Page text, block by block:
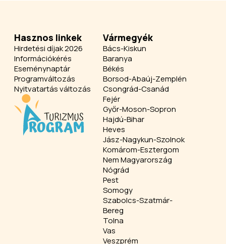
Hasznos linkek
Hirdetési díjak 2026
Információkérés
Eseménynaptár
Programváltozás
Nyitvatartás változás
Vármegyék
Bács-Kiskun
Baranya
Békés
Borsod-Abaúj-Zemplén
Csongrád-Csanád
Fejér
Győr-Moson-Sopron
Hajdú-Bihar
Heves
Jász-Nagykun-Szolnok
Komárom-Esztergom
Nem Magyarország
Nógrád
Pest
Somogy
Szabolcs-Szatmár-
Bereg
Tolna
Vas
Veszprém